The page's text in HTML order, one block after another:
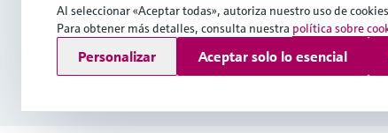
Copyright © Endress+Hauser Group Services AG
Pie editorialTérminos de usoProtección de datos
Al seleccionar «Aceptar todas», autoriza nuestro uso de
Para obtener más detalles, consulta nuestra política sobre
Personalizar Aceptar solo lo esencial